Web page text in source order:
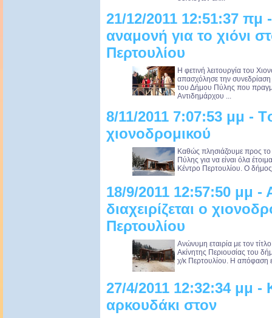
21/12/2011 12:51:37 πμ
αναμονή για το χιόνι
Περτουλίου
Η φετινή λειτουργία του
απασχόλησε την συνεδρίαση
του Δήμου Πύλης που
Αντιδημάρχου ...
8/11/2011 7:07:53 μμ -
χιονοδρομικού
Καθώς πλησιάζουμε προς το
Πύλης για να είναι όλα
Κέντρο Περτουλίου. Ο δήμος
18/9/2011 12:57:50 μμ -
διαχειρίζεται ο
Περτουλίου
Ανώνυμη εταιρία με τον
Ακίνητης Περιουσίας του
χ/κ Περτουλίου. Η απόφαση
27/4/2011 12:32:34 μμ -
αρκουδάκι στον